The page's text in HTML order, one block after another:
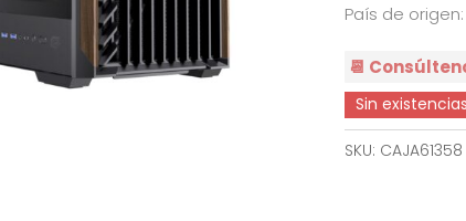
País de
📆
Sin existencias
SKU: CAJA61358